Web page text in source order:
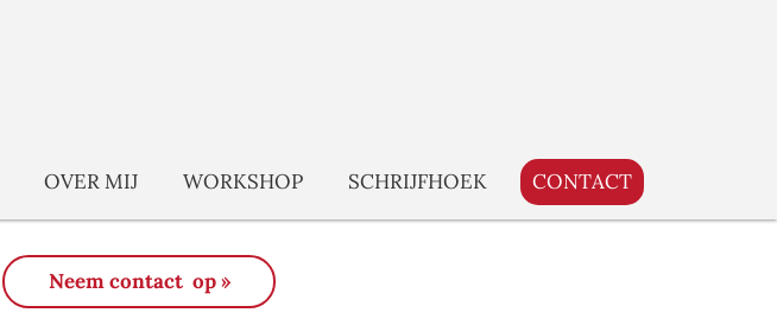
OVER MIJ WORKSHOP SCHRIJFHOEK CONTACT
Neem contact op »